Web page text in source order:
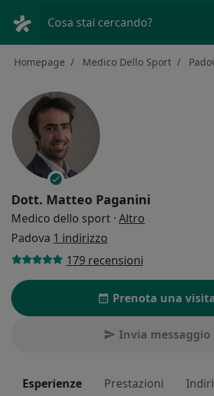
Cosa stai cercando?
Homepage Medico Dello Sport
Dott. Matteo Paganini
Medico dello sport · Altro
Padova 1 indirizzo
179 recensioni
Prenota una
Invia messaggio
Esperienze Prestazioni